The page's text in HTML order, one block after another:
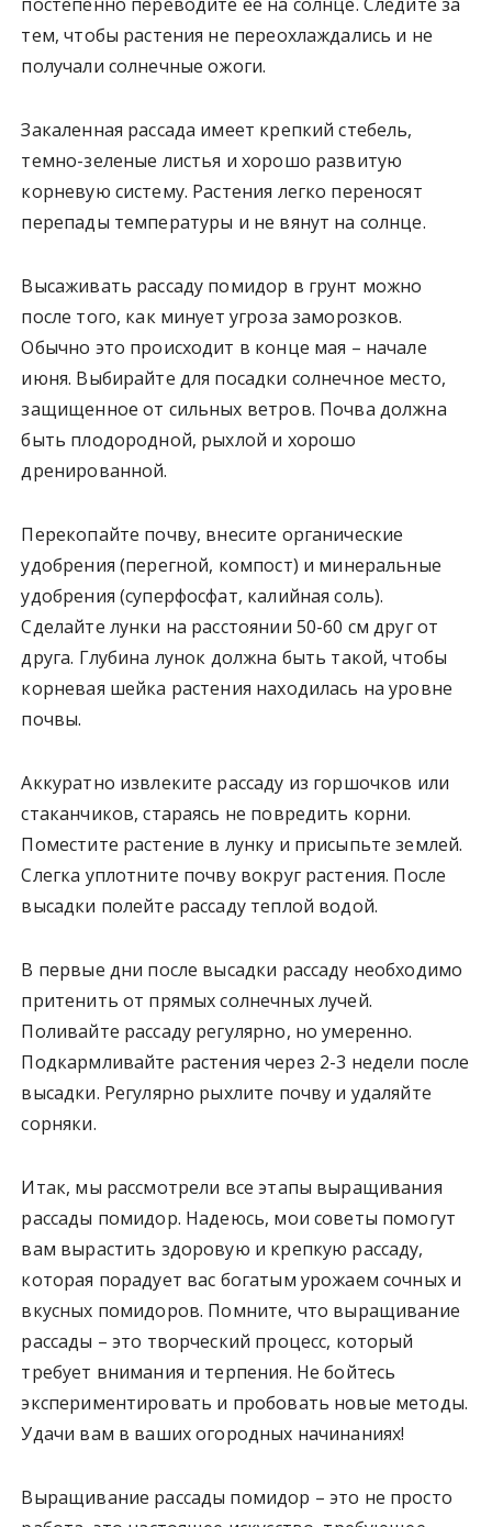
тем, чтобы растения не переохлаждались и не
получали солнечные ожоги.
Закаленная рассада имеет крепкий стебель,
темно-зеленые листья и хорошо развитую
корневую систему. Растения легко переносят
перепады температуры и не вянут на солнце.
Высаживать рассаду помидор в грунт можно
после того, как минует угроза заморозков.
Обычно это происходит в конце мая – начале
июня. Выбирайте для посадки солнечное место,
защищенное от сильных ветров. Почва должна
быть плодородной, рыхлой и хорошо
дренированной.
Перекопайте почву, внесите органические
удобрения (перегной, компост) и минеральные
удобрения (суперфосфат, калийная соль).
Сделайте лунки на расстоянии 50-60 см друг от
друга. Глубина лунок должна быть такой, чтобы
корневая шейка растения находилась на уровне
почвы.
Аккуратно извлеките рассаду из горшочков или
стаканчиков, стараясь не повредить корни.
Поместите растение в лунку и присыпьте землей.
Слегка уплотните почву вокруг растения. После
высадки полейте рассаду теплой водой.
В первые дни после высадки рассаду необходимо
притенить от прямых солнечных лучей.
Поливайте рассаду регулярно, но умеренно.
Подкармливайте растения через 2-3 недели после
высадки. Регулярно рыхлите почву и удаляйте
сорняки.
Итак, мы рассмотрели все этапы выращивания
рассады помидор. Надеюсь, мои советы помогут
вам вырастить здоровую и крепкую рассаду,
которая порадует вас богатым урожаем сочных и
вкусных помидоров. Помните, что выращивание
рассады – это творческий процесс, который
требует внимания и терпения. Не бойтесь
экспериментировать и пробовать новые методы.
Удачи вам в ваших огородных начинаниях!
Выращивание рассады помидор – это не просто